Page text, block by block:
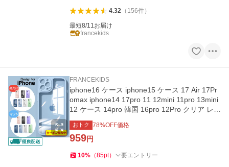
4.32（ 156件）
最短8/11お届け
francekids
FRANCEKIDS
iphone16 ケース iphone15 ケース 17 Air 17Pr
omax iphone14 17pro 11 12mini 11pro 13mini
12 ケース 14pro 韓国 16pro 12Pro クリア レン
おトク 78%OFF価格
959円
10% （85pt） 要エントリー